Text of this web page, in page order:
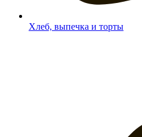
Хлеб, выпечка и торты